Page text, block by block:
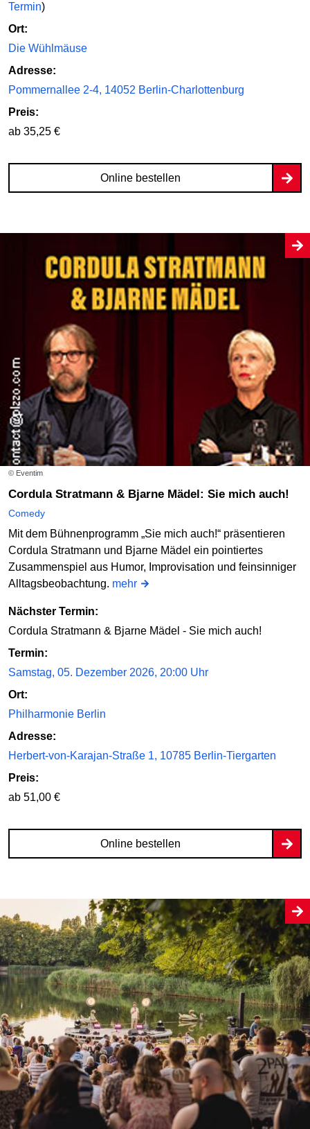
Termin)
Ort:
Die Wühlmäuse
Adresse:
Pommernallee 2-4, 14052 Berlin-Charlottenburg
Preis:
ab 35,25 €
Online bestellen
© Eventim
Cordula Stratmann & Bjarne Mädel: Sie mich auch!
Comedy
Mit dem Bühnenprogramm „Sie mich auch!“ präsentieren
Cordula Stratmann und Bjarne Mädel ein pointiertes
Zusammenspiel aus Humor, Improvisation und feinsinniger
Alltagsbeobachtung. mehr
Nächster Termin:
Cordula Stratmann & Bjarne Mädel - Sie mich auch!
Termin:
Samstag, 05. Dezember 2026, 20:00 Uhr
Ort:
Philharmonie Berlin
Adresse:
Herbert-von-Karajan-Straße 1, 10785 Berlin-Tiergarten
Preis:
ab 51,00 €
Online bestellen